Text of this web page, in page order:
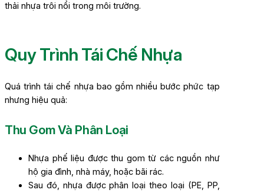
thải nhựa trôi nổi trong môi trường.
Quy Trình Tái Chế Nhựa
Quá trình tái chế nhựa bao gồm nhiều bước phức tạp
nhưng hiệu quả:
Thu Gom Và Phân Loại
Nhựa phế liệu được thu gom từ các nguồn như
hộ gia đình, nhà máy, hoặc bãi rác.
Sau đó, nhựa được phân loại theo loại (PE, PP,